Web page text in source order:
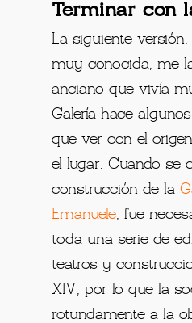
Terminar con
La siguiente
muy conocida, me
anciano que vivía
Galería hace
que ver con el
el lugar. Cuando se
construcción de la
Emanuele, fue
toda una serie de
teatros y
XIV, por lo que la
rotundamente a la